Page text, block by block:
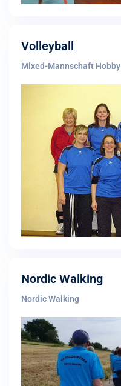
Volleyball
Mixed-Mannschaft Hobby
Nordic Walking
Nordic Walking